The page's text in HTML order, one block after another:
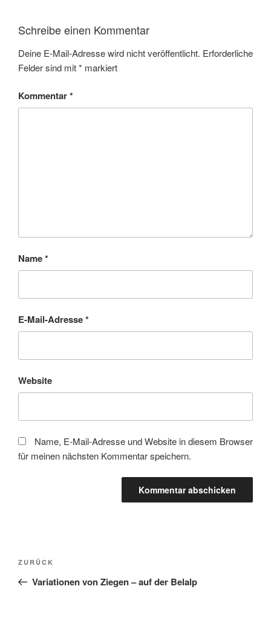
Schreibe einen Kommentar
Deine E-Mail-Adresse wird nicht veröffentlicht. Erforderliche
Felder sind mit* markiert
Kommentar*
Name*
E-Mail-Adresse*
Website
Name, E-Mail-Adresse und Website in diesem Browser
für meinen nächsten Kommentar speichern.
Beitragsnavigation
Vorheriger
Beitrag
ZURÜCK
Variationen von Ziegen – auf der Belalp